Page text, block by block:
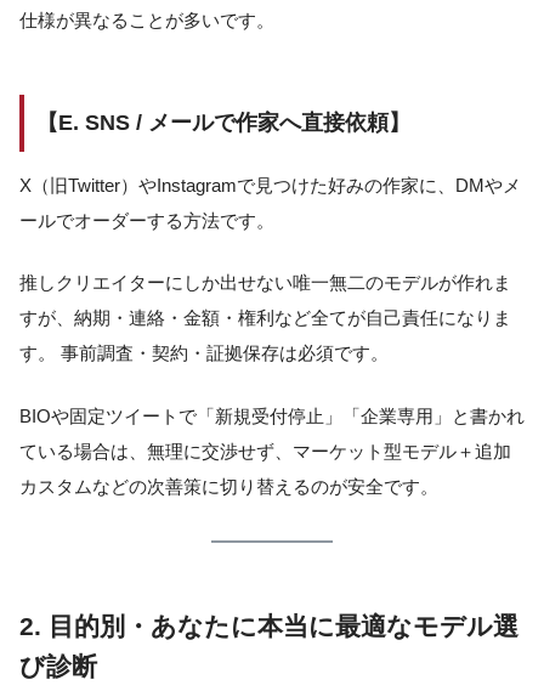
仕様が異なることが多いです。
【E. SNS / メールで作家へ直接依頼】
X（旧Twitter）やInstagramで見つけた好みの作家に、DMやメ
ールでオーダーする方法です。
推しクリエイターにしか出せない唯一無二のモデルが作れま
すが、納期・連絡・金額・権利など全てが自己責任になりま
す。 事前調査・契約・証拠保存は必須です。
BIOや固定ツイートで「新規受付停止」「企業専用」と書かれ
ている場合は、無理に交渉せず、マーケット型モデル＋追加
カスタムなどの次善策に切り替えるのが安全です。
2. 目的別・あなたに本当に最適なモデル選
び診断